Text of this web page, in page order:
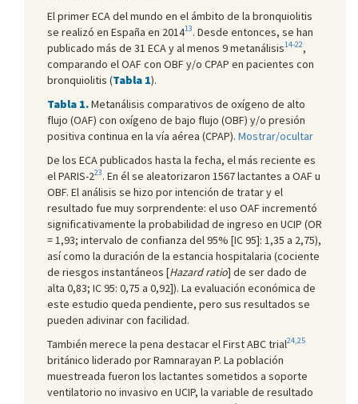
El primer ECA del mundo en el ámbito de la bronquiolitis
se realizó en España en 201413. Desde entonces, se han
publicado más de 31 ECA y al menos 9 metanálisis14-22,
comparando el OAF con OBF y/o CPAP en pacientes con
bronquiolitis (Tabla 1).
Tabla 1.Metanálisis comparativos de oxígeno de alto
flujo (OAF) con oxígeno de bajo flujo (OBF) y/o presión
positiva continua en la vía aérea (CPAP). Mostrar/ocultar
De los ECA publicados hasta la fecha, el más reciente es
el PARIS-223. En él se aleatorizaron 1567 lactantes a OAF u
OBF. El análisis se hizo por intención de tratar y el
resultado fue muy sorprendente: el uso OAF incrementó
significativamente la probabilidad de ingreso en UCIP (OR
= 1,93; intervalo de confianza del 95% [IC 95]: 1,35 a 2,75),
así como la duración de la estancia hospitalaria (cociente
de riesgos instantáneos [Hazard ratio] de ser dado de
alta 0,83; IC 95: 0,75 a 0,92]). La evaluación económica de
este estudio queda pendiente, pero sus resultados se
pueden adivinar con facilidad.
También merece la pena destacar el First ABC trial24,25
británico liderado por Ramnarayan P. La población
muestreada fueron los lactantes sometidos a soporte
ventilatorio no invasivo en UCIP, la variable de resultado